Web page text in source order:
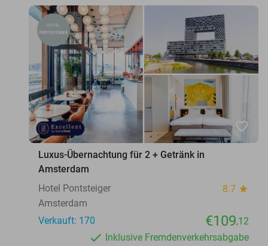
favorite_border
Luxus-Übernachtung für 2 + Getränk in
Amsterdam
Hotel Pontsteiger
8.7 star
Amsterdam
Verkauft: 170
€109,12
Inklusive Fremdenverkehrsabgabe